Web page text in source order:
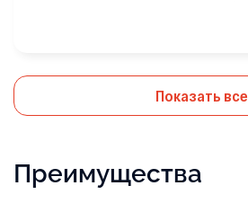
Показать все
Преимущества